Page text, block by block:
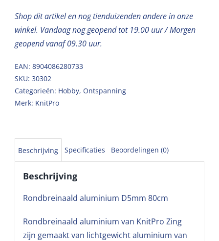
Shop dit artikel en nog tienduizenden andere in onze
winkel. Vandaag nog geopend tot 19.00 uur / Morgen
geopend vanaf 09.30 uur.
EAN: 8904086280733
SKU: 30302
Categorieën: Hobby, Ontspanning
Merk: KnitPro
Beschrijving Specificaties Beoordelingen (0)
Beschrijving
Rondbreinaald aluminium D5mm 80cm
Rondbreinaald aluminium van KnitPro Zing
zijn gemaakt van lichtgewicht aluminium van